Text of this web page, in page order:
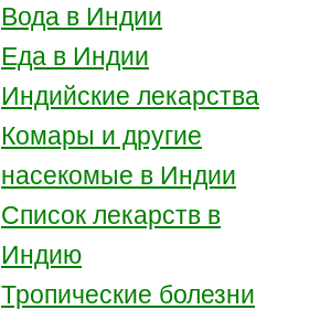
Вода в Индии
Еда в Индии
Индийские лекарства
Комары и другие
насекомые в Индии
Список лекарств в
Индию
Тропические болезни